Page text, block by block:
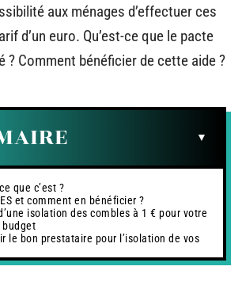
aux ménages d’effectuer ces
d’un euro. Qu’est-ce que le pacte
? Comment bénéficier de cette aide ?
que c’est ?
et comment en bénéficier ?
isolation des combles à 1 € pour votre
budget
le bon prestataire pour l’isolation de vos